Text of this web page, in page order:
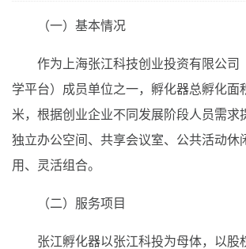
（一）基本情况
作为上海张江科技创业投资有限公司
学平台）成员单位之一，孵化器总孵化面
米，根据创业企业不同发展阶段人员需求
独立办公空间、共享会议室、公共活动休
用、灵活组合。
（二）服务项目
张江孵化器以张江科投为母体，以股